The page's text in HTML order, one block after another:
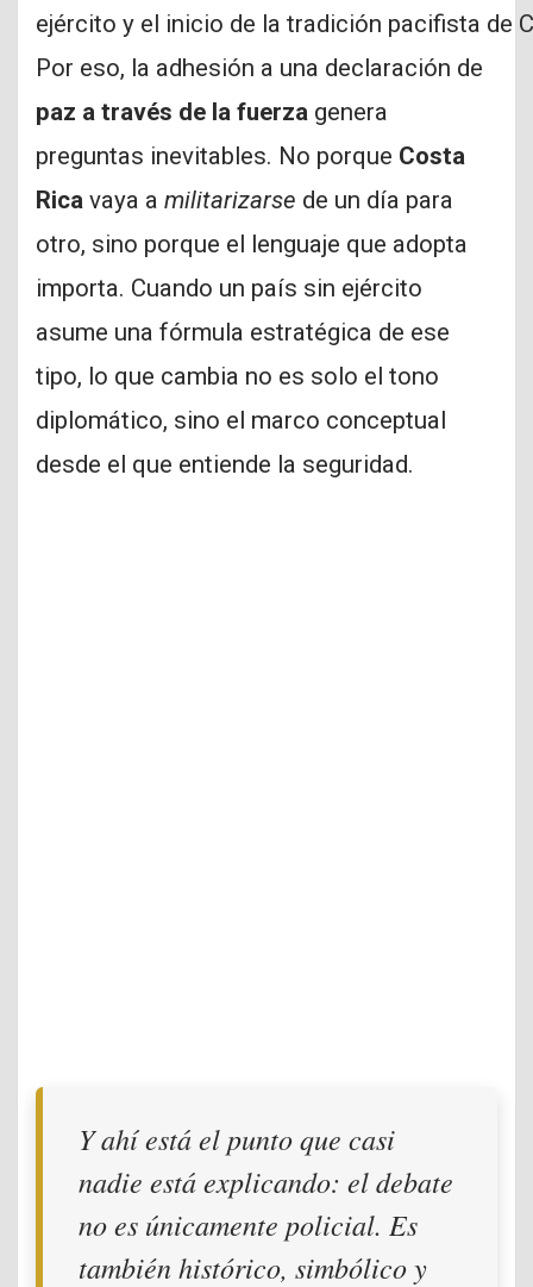
ejército y el inicio de la tradición pacifista de
Por eso, la adhesión a una declaración de
paz a través de la fuerza genera
preguntas inevitables. No porque Costa
Rica vaya a militarizarse de un día para
otro, sino porque el lenguaje que adopta
importa. Cuando un país sin ejército
asume una fórmula estratégica de ese
tipo, lo que cambia no es solo el tono
diplomático, sino el marco conceptual
desde el que entiende la seguridad.
Y ahí está el punto que casi
nadie está explicando: el debate
no es únicamente policial. Es
también histórico, simbólico y